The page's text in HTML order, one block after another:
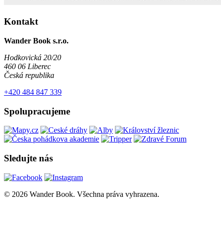
Kontakt
Wander Book s.r.o.
Hodkovická 20/20
460 06 Liberec
Česká republika
+420 484 847 339
Spolupracujeme
Sledujte nás
© 2026 Wander Book. Všechna práva vyhrazena.